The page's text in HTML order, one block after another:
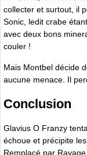
collecter et surtout, il
Sonic, ledit crabe
avec deux bons
couler !
Mais Montbel décide
aucune menace. Il
Conclusion
Glavius O Franzy
échoue et précipite
Remplacé par